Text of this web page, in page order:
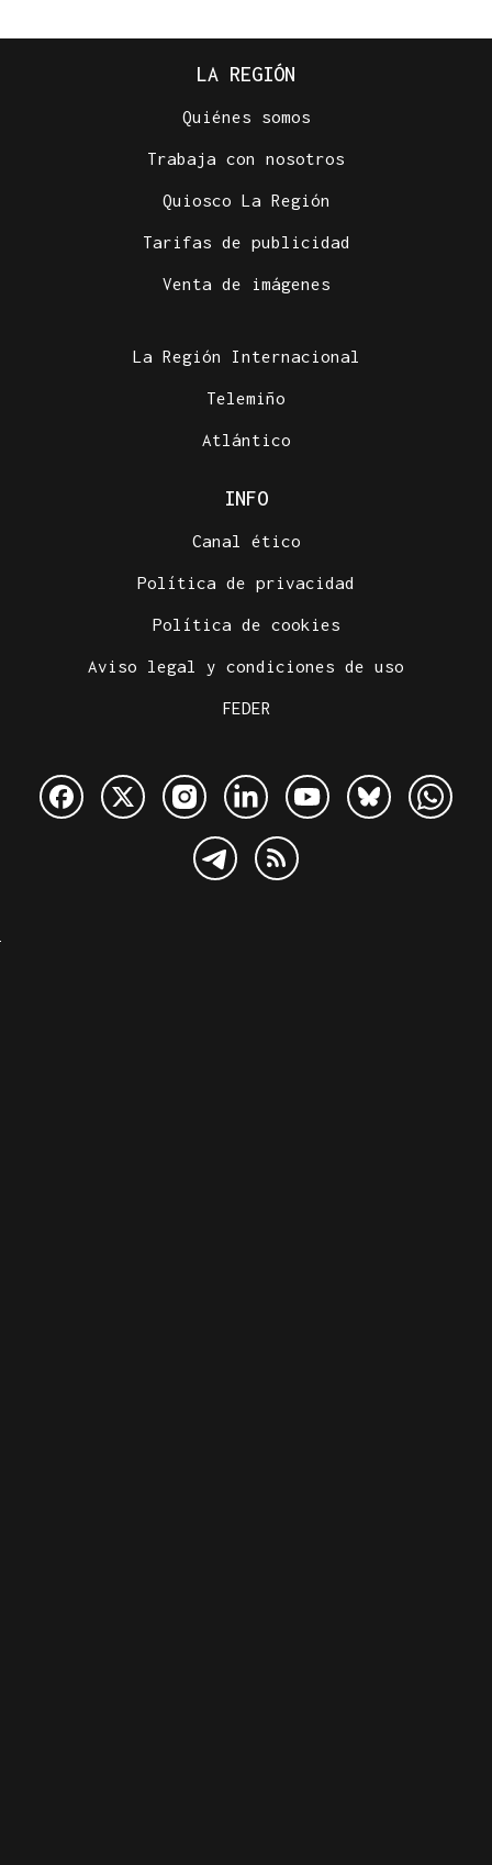
LA REGIÓN
Quiénes somos
Trabaja con nosotros
Quiosco La Región
Tarifas de publicidad
Venta de imágenes
La Región Internacional
Telemiño
Atlántico
INFO
Canal ético
Política de privacidad
Política de cookies
Aviso legal y condiciones de uso
FEDER